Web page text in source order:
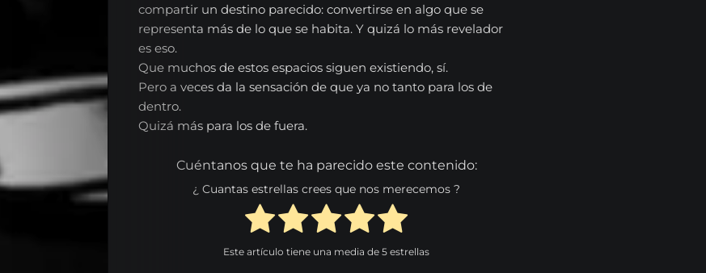
compartir un destino parecido: convertirse en algo que se
representa más de lo que se habita. Y quizá lo más revelador
es eso.
Que muchos de estos espacios siguen existiendo, sí.
Pero a veces da la sensación de que ya no tanto para los de
dentro.
Quizá más para los de fuera.
Cuéntanos que te ha parecido este contenido:
¿ Cuantas estrellas crees que nos merecemos ?
Este artículo tiene una media de5 estrellas